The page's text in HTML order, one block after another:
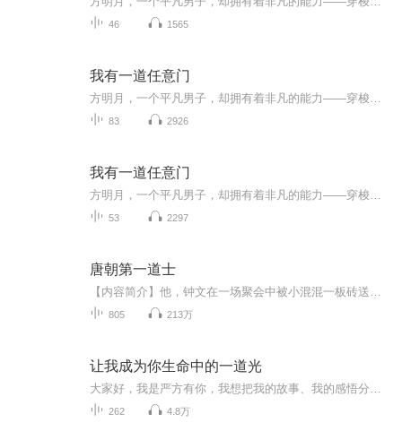
46 1565
我有一道任意门
83 2926
我有一道任意门
53 2297
唐朝第一道士
805 213万
让我成为你生命中的一道光
262 4.8万